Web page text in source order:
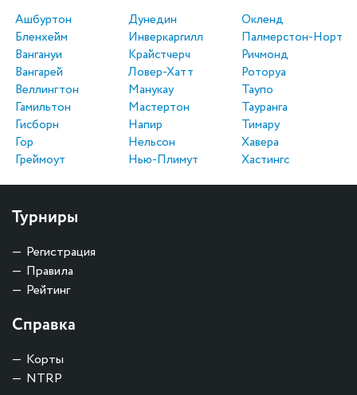
Ашбуртон
Бленхейм
Вангануи
Вангарей
Веллингтон
Гамильтон
Гисборн
Гор
Греймоут
Дунедин
Инверкаргилл
Крайстчерч
Ловер-Хатт
Манукау
Мастертон
Напир
Нельсон
Нью-Плимут
Окленд
Палмерстон-Норт
Ричмонд
Роторуа
Таупо
Тауранга
Тимару
Хавера
Хастингс
Турниры
Регистрация
Правила
Рейтинг
Справка
Корты
NTRP